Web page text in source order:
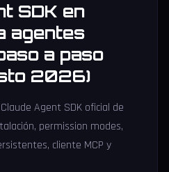
SDK en
agentes
a paso
2026)
Agent SDK oficial de
permission modes,
cliente MCP y